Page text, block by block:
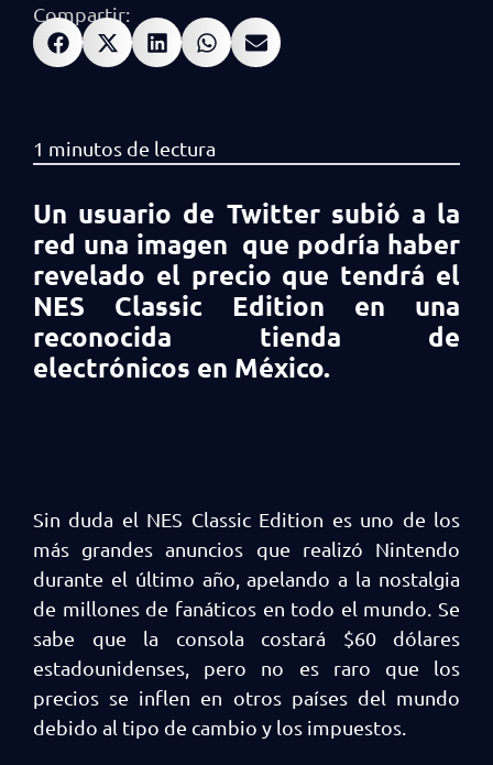
Compartir:
Un usuario de Twitter subió a la
red una imagen que podría haber
revelado el precio que tendrá el
NES Classic Edition en una
reconocida tienda de
electrónicos en México.
Sin duda el NES Classic Edition es uno de los
más grandes anuncios que realizó Nintendo
durante el último año, apelando a la nostalgia
de millones de fanáticos en todo el mundo. Se
sabe que la consola costará $60 dólares
estadounidenses, pero no es raro que los
precios se inflen en otros países del mundo
debido al tipo de cambio y los impuestos.